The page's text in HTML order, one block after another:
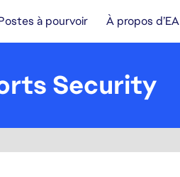
à pourvoir À propos d’EA
Security